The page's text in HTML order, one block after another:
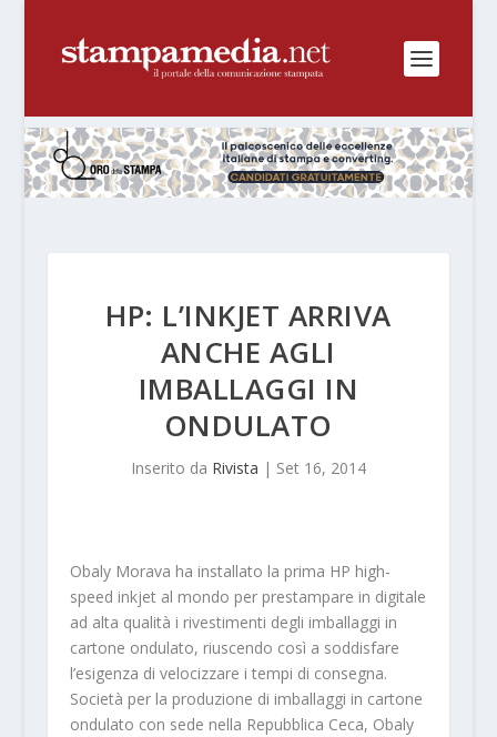
HP: L’INKJET ARRIVA
ANCHE AGLI
IMBALLAGGI IN
ONDULATO
Inserito da Rivista | Set 16, 2014
Obaly Morava ha installato la prima HP high-
speed inkjet al mondo per prestampare in digitale
ad alta qualità i rivestimenti degli imballaggi in
cartone ondulato, riuscendo così a soddisfare
l’esigenza di velocizzare i tempi di consegna.
Società per la produzione di imballaggi in cartone
ondulato con sede nella Repubblica Ceca, Obaly